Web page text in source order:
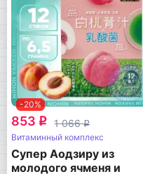
-20%
853 q 1 066q
Витаминный комплекс
Супер Аодзиру из
молодого ячменя и